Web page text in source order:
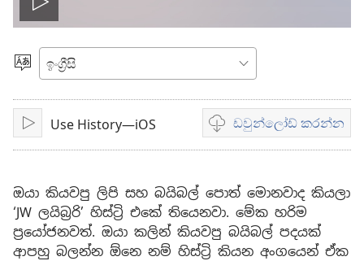
ප්ලේ
කැමති
භාෂාව
PlayUse History—iOS ඩවුන්ලෝඩ් කරන්න
Video
download
ඔයා කියවපු ලිපි සහ බයිබල් පොත් මොනවාද කියලා
‘JW ලයිබ්‍රරි’ හිස්ට්‍රි එකේ තියෙනවා. මේක හරිම
ප්‍රයෝජනවත්. ඔයා කලින් කියවපු බයිබල් පදයක්
ආපහු බලන්න ඕනෙ නම් හිස්ට්‍රි කියන අංගයෙන් ඒක